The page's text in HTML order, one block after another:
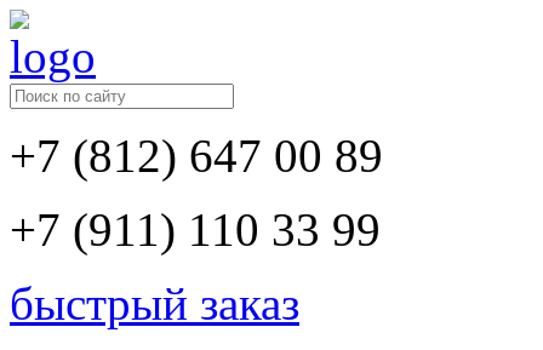
+7 (812) 647 00 89
+7 (911) 110 33 99
быстрый заказ